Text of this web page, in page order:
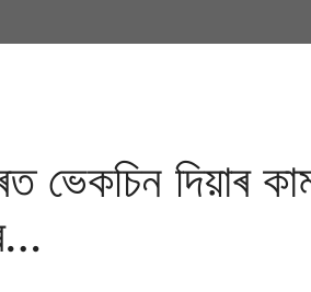
ভেকচিন দিয়াৰ